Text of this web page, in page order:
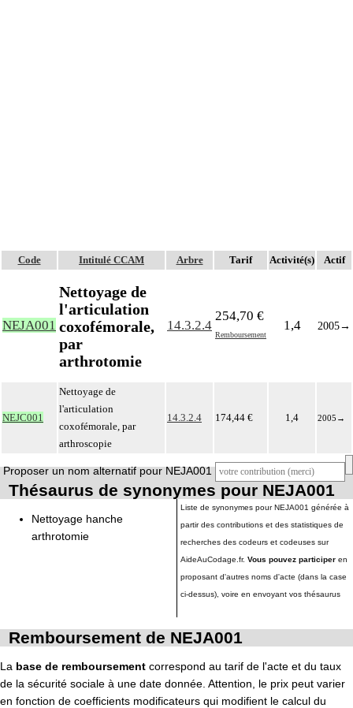
Code Intitulé CCAM Arbre Tarif Activité(s) Actif
NEJA001
Nettoyage de
l'articulation
coxofémorale,
par
arthrotomie
14.3.2.4
254,70 €
Remboursement
1,4 2005→
NEJC001
Nettoyage de
l'articulation
coxofémorale, par
arthroscopie
14.3.2.4 174,44 € 1,4 2005 →
Proposer un nom alternatif pour NEJA001
Thésaurus de synonymes pour NEJA001
Nettoyage hanche
arthrotomie
Liste de synonymes pour NEJA001 générée à
partir des contributions et des statistiques de
recherches des codeurs et codeuses sur
AideAuCodage.fr. Vous pouvez participer en
proposant d'autres noms d'acte (dans la case
ci-dessus), voire en envoyant vos thésaurus
Remboursement de NEJA001
La base de remboursement correspond au tarif de l'acte et du taux
de la sécurité sociale à une date donnée. Attention, le prix peut varier
en fonction de coefficients modificateurs qui modifient le calcul du